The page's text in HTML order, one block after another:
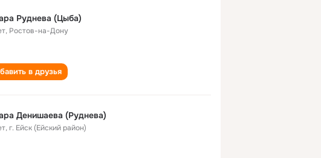
Руднева (Цыба)
, Ростов-на-Дону
в друзья
Денишаева (Руднева)
,г. Ейск (Ейский район)